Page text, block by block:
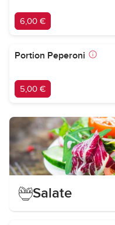
6,00 €
Portion Peperoni
5,00 €
Salate